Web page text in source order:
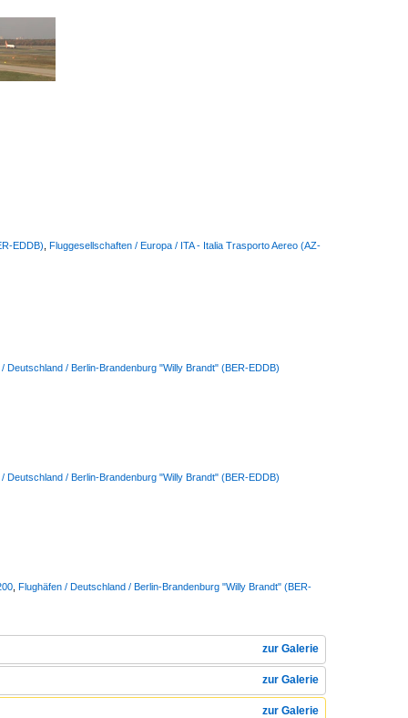
EDDB) Fluggesellschaften / Europa / ITA - Italia Trasporto Aereo (AZ-
Deutschland / Berlin-Brandenburg "Willy Brandt" (BER-EDDB)
Deutschland / Berlin-Brandenburg "Willy Brandt" (BER-EDDB)
Flughäfen / Deutschland / Berlin-Brandenburg "Willy Brandt" (BER-
zur Galerie
zur Galerie
zur Galerie